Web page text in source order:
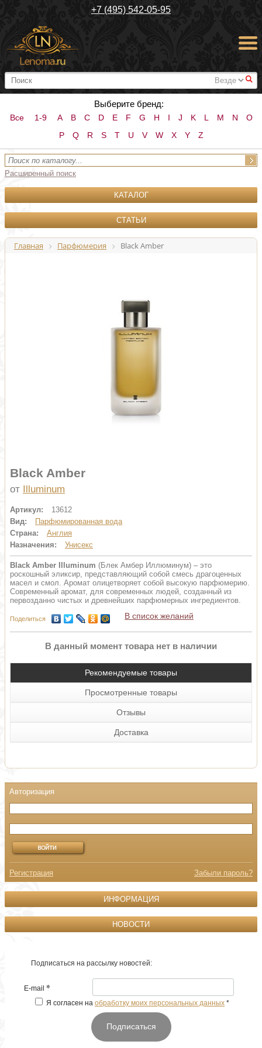
+7 (495) 542-05-95
#
Выберите бренд:
Все 1-9 A B C D E F G H I J K L M N
O
P
Q R S T U V W X Y Z
Расширенный поиск
КАТАЛОГ
СТАТЬИ
Главная Парфюмерия Black Amber
Black Amber
от Illuminum
Артикул:
13612
Вид:
Парфюмированная вода
Страна:
Англия
Назначения:
Унисекс
Black Amber Illuminum (Блек Амбер Иллюминум) – это
роскошный эликсир, представляющий собой смесь драгоценных
масел и смол. Аромат олицетворяет собой высокую парфюмерию.
Современный аромат, для современных людей, созданный из
первозданно чистых и древнейших парфюмерных ингредиентов.
Поделиться В список желаний
В данный момент товара нет в наличии
Рекомендуемые товары
Просмотренные товары
Отзывы
Доставка
Регистрация Забыли пароль?
ИНФОРМАЦИЯ
НОВОСТИ
Подписаться на рассылку новостей:
E-mail *
Я согласен на обработку моих персональных данных *
Подписаться